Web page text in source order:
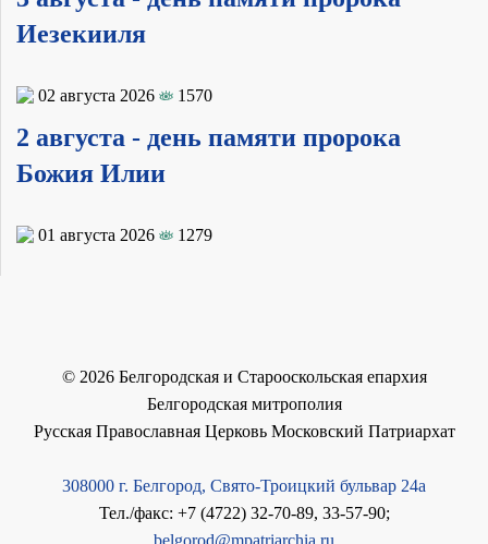
Иезекииля
02 августа 2026 1570
2 августа - день памяти пророка
Божия Илии
01 августа 2026 1279
© 2026Белгородская и Старооскольская епархия
Белгородская митрополия
Русская Православная Церковь Московский Патриархат
308000 г. Белгород, Свято-Троицкий бульвар 24а
Тел./факс: +7 (4722) 32-70-89, 33-57-90;
belgorod@mpatriarchia.ru